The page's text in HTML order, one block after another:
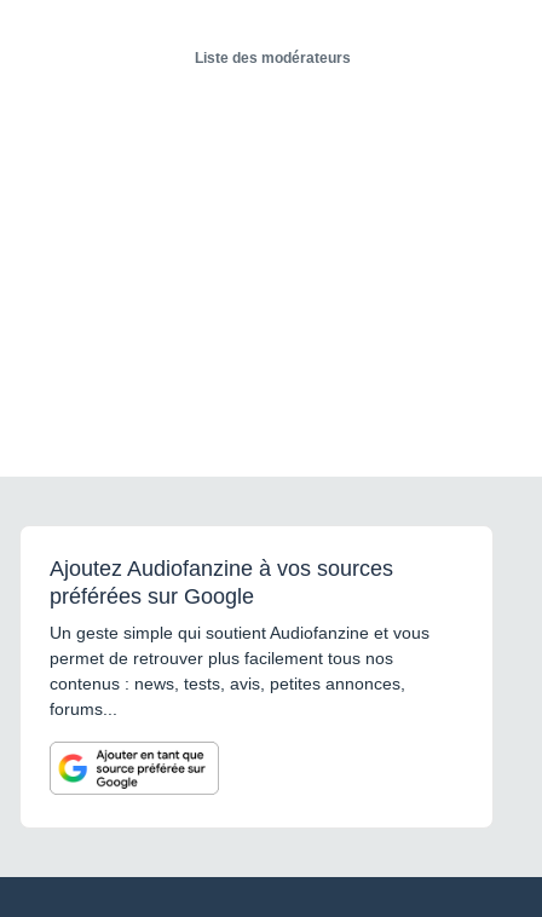
Liste des modérateurs
Ajoutez Audiofanzine à vos sources
préférées sur Google
Un geste simple qui soutient Audiofanzine et vous
permet de retrouver plus facilement tous nos
contenus : news, tests, avis, petites annonces,
forums...